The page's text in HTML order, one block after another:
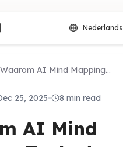
Nederlands
Waarom AI Mind Mapping Tools de Nieuwe Grote Doorbraak in Productiviteit Zijn
25, 2025• 8 min read
AI Mind